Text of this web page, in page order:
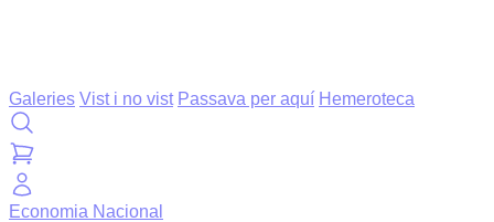
Galeries Vist i no vist Passava per aquí Hemeroteca
Economia Nacional